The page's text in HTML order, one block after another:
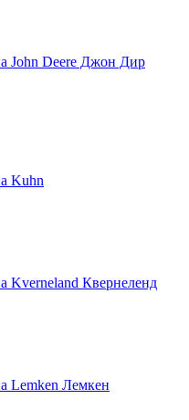
John Deere Джон Дир
Kuhn
Kverneland Квернеленд
Lemken Лемкен